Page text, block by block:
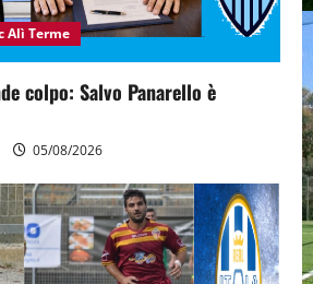
Alì Terme
colpo: Salvo Panarello è
05/08/2026